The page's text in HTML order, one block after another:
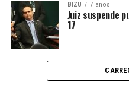
BIZU 7 anos
Juiz suspende
17